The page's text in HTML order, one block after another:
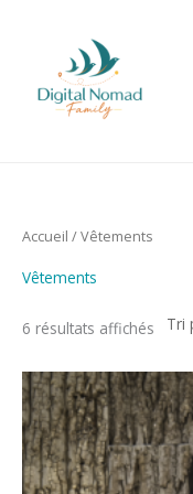
Accueil / Vêtements
Vêtements
6 résultats affichés